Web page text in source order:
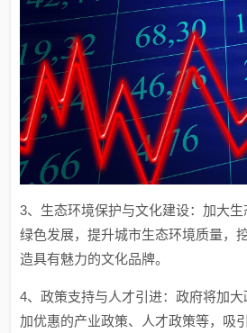
3、生态环境保护与文化建设：加大
绿色发展，提升城市生态环境质量，
造具有魅力的文化品牌。
4、政策支持与人才引进：政府将加
加优惠的产业政策、人才政策等，吸